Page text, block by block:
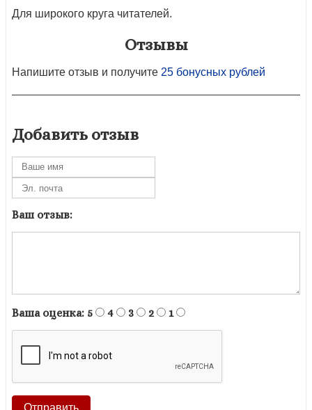
Для широкого круга читателей.
Отзывы
Напишите отзыв и получите 25 бонусных рублей
Добавить отзыв
Ваш отзыв:
Ваша оценка: 5 4 3 2 1